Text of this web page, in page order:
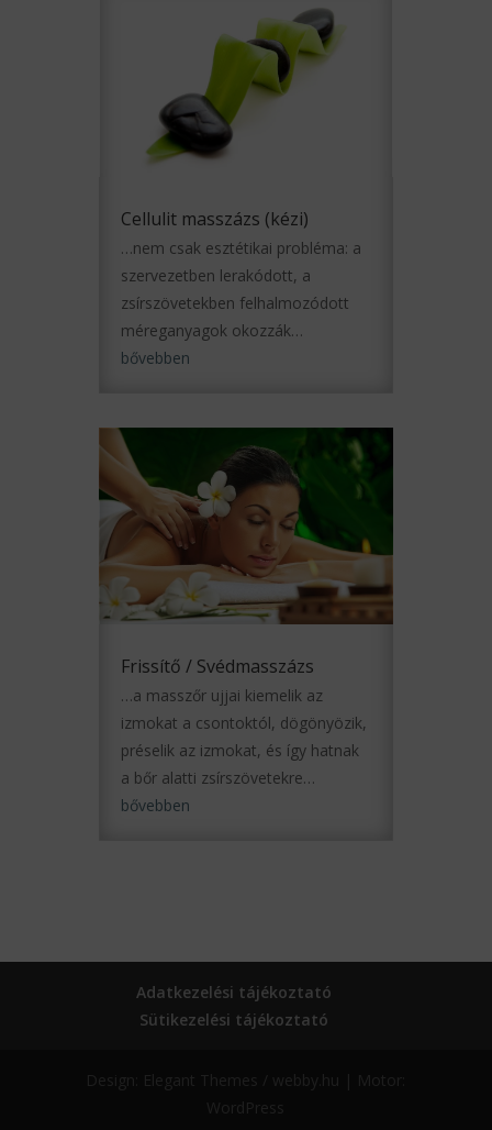
Cellulit masszázs (kézi)
…nem csak esztétikai probléma: a
szervezetben lerakódott, a
zsírszövetekben felhalmozódott
méreganyagok okozzák…
bővebben
Frissítő / Svédmasszázs
…a masszőr ujjai kiemelik az
izmokat a csontoktól, dögönyözik,
préselik az izmokat, és így hatnak
a bőr alatti zsírszövetekre…
bővebben
Adatkezelési tájékoztató
Sütikezelési tájékoztató